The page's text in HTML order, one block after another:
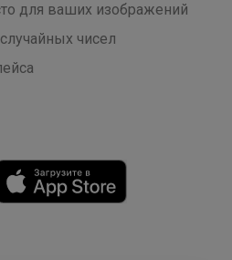
для ваших изображений
чисел
по низкой